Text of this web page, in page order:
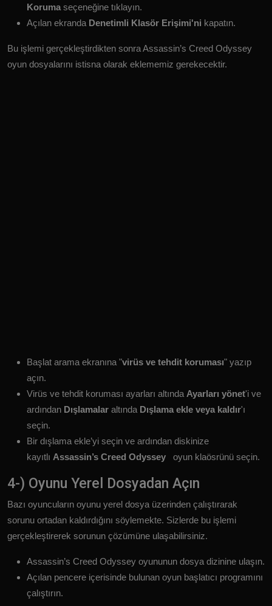
Koruma seçeneğine tıklayın.
Açılan ekranda Denetimli Klasör Erişimi'ni kapatın.
Bu işlemi gerçekleştirdikten sonra Assassin’s Creed Odyssey
oyun dosyalarını istisna olarak eklememiz gerekecektir.
Başlat arama ekranına "virüs ve tehdit koruması" yazıp
açın.
Virüs ve tehdit koruması ayarları altında Ayarları yönet'i ve
ardından Dışlamalar altında Dışlama ekle veya kaldır'ı
seçin.
Bir dışlama ekle’yi seçin ve ardından diskinize
kayıtlı Assassin’s Creed Odyssey oyun klaösrünü seçin.
4-) Oyunu Yerel Dosyadan Açın
Bazı oyuncuların oyunu yerel dosya üzerinden çalıştırarak
sorunu ortadan kaldırdığını söylemekte. Sizlerde bu işlemi
gerçekleştirerek sorunun çözümüne ulaşabilirsiniz.
Assassin’s Creed Odyssey oyununun dosya dizinine ulaşın.
Açılan pencere içerisinde bulunan oyun başlatıcı programını
çalıştırın.